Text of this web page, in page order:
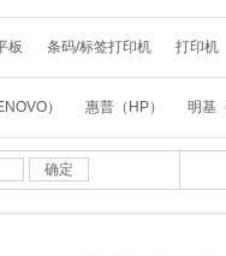
板 条码/标签打印机 打印机
） 惠普（HP） 明基
兄弟（BROTHER）
确定